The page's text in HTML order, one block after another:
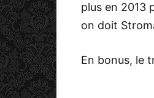
plus en 2013
on doit
En bonus, le